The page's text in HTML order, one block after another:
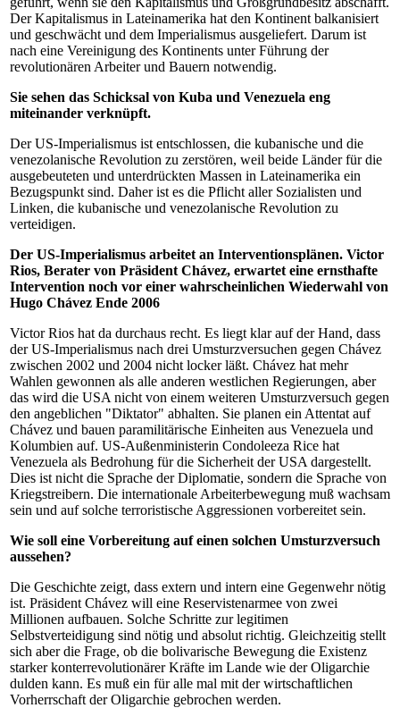
Der Kapitalismus in Lateinamerika hat den Kontinent balkanisiert
und geschwächt und dem Imperialismus ausgeliefert. Darum ist
nach eine Vereinigung des Kontinents unter Führung der
revolutionären Arbeiter und Bauern notwendig.
Sie sehen das Schicksal von Kuba und Venezuela eng
miteinander verknüpft.
Der US-Imperialismus ist entschlossen, die kubanische und die
venezolanische Revolution zu zerstören, weil beide Länder für die
ausgebeuteten und unterdrückten Massen in Lateinamerika ein
Bezugspunkt sind. Daher ist es die Pflicht aller Sozialisten und
Linken, die kubanische und venezolanische Revolution zu
verteidigen.
Der US-Imperialismus arbeitet an Interventionsplänen. Victor
Rios, Berater von Präsident Chávez, erwartet eine ernsthafte
Intervention noch vor einer wahrscheinlichen Wiederwahl von
Hugo Chávez Ende 2006
Victor Rios hat da durchaus recht. Es liegt klar auf der Hand, dass
der US-Imperialismus nach drei Umsturzversuchen gegen Chávez
zwischen 2002 und 2004 nicht locker läßt. Chávez hat mehr
Wahlen gewonnen als alle anderen westlichen Regierungen, aber
das wird die USA nicht von einem weiteren Umsturzversuch gegen
den angeblichen "Diktator" abhalten. Sie planen ein Attentat auf
Chávez und bauen paramilitärische Einheiten aus Venezuela und
Kolumbien auf. US-Außenministerin Condoleeza Rice hat
Venezuela als Bedrohung für die Sicherheit der USA dargestellt.
Dies ist nicht die Sprache der Diplomatie, sondern die Sprache von
Kriegstreibern. Die internationale Arbeiterbewegung muß wachsam
sein und auf solche terroristische Aggressionen vorbereitet sein.
Wie soll eine Vorbereitung auf einen solchen Umsturzversuch
aussehen?
Die Geschichte zeigt, dass extern und intern eine Gegenwehr nötig
ist. Präsident Chávez will eine Reservistenarmee von zwei
Millionen aufbauen. Solche Schritte zur legitimen
Selbstverteidigung sind nötig und absolut richtig. Gleichzeitig stellt
sich aber die Frage, ob die bolivarische Bewegung die Existenz
starker konterrevolutionärer Kräfte im Lande wie der Oligarchie
dulden kann. Es muß ein für alle mal mit der wirtschaftlichen
Vorherrschaft der Oligarchie gebrochen werden.